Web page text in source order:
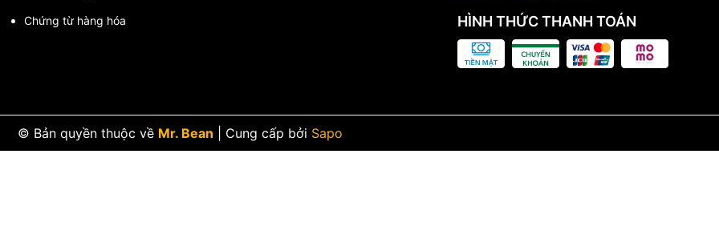
Nối Mềm FF
Chứng từ hàng hóa HÌNH THỨC THANH TOÁN
© Bản quyền thuộc về Mr. Bean Cung cấp bởi Sapo